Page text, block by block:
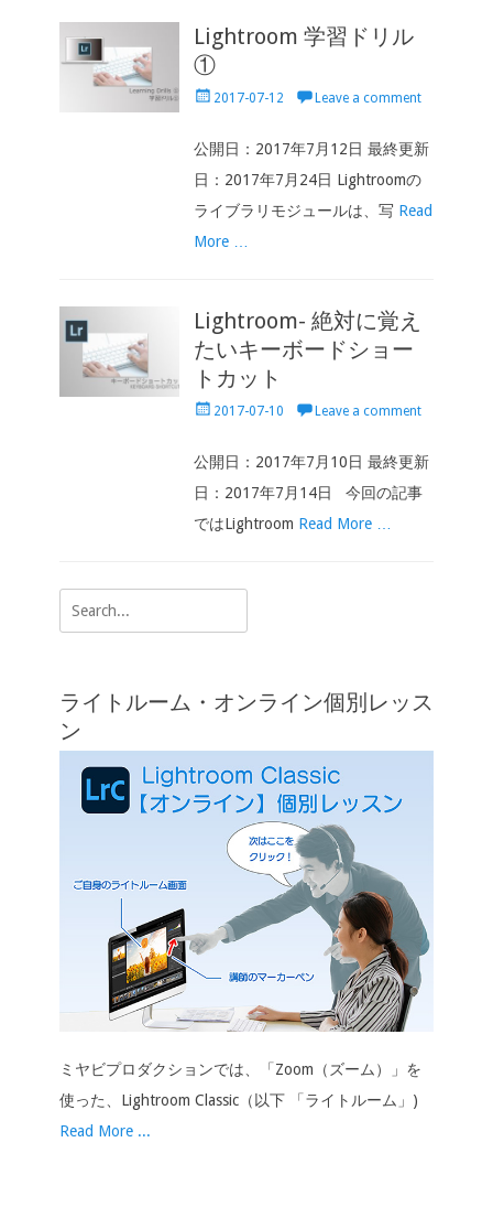
Lightroom 学習ドリル
①
Posted2017-07-12 Leave a comment
公開日：2017年7月12日 最終更新
日：2017年7月24日 Lightroomの
ライブラリモジュールは、写 Read
More …
Lightroom- 絶対に覚え
たいキーボードショー
トカット
Posted2017-07-10 Leave a comment
公開日：2017年7月10日 最終更新
日：2017年7月14日 今回の記事
ではLightroom Read More …
Search
for:
ライトルーム・オンライン個別レッス
ン
ミヤビプロダクションでは、「Zoom（ズーム）」を
使った、Lightroom Classic（以下 「ライトルーム」)
Read More ...